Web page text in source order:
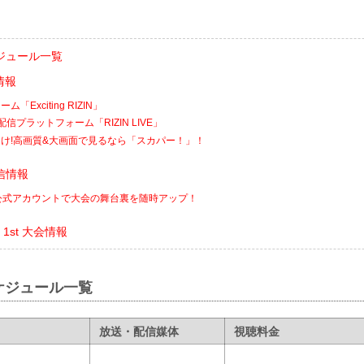
ュール一覧
報
ム「Exciting RIZIN」
信プラットフォーム「RIZIN LIVE」
!高画質&大画面で見るなら「スカパー！」！
情報
アカウントで大会の舞台裏を随時アップ！
大会情報
ジュール一覧
放送・配信媒体 視聴料金